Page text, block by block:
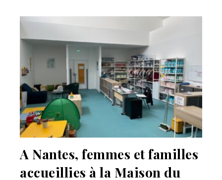
A Nantes, femmes et familles
accueillies à la Maison du